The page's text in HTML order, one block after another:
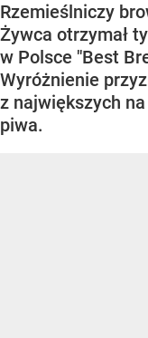
Rzemieślniczy
Żywca otrzymał
w Polsce "Best
Wyróżnienie
z największych
piwa.